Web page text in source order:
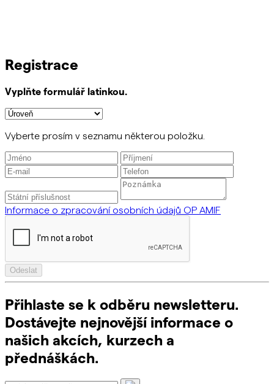
Registrace
Vyplňte formulář latinkou.
Vyberte prosím v seznamu některou položku.
Informace o zpracování osobních údajů OP AMIF
Odeslat
Přihlaste se k odběru newsletteru.
Dostávejte nejnovější informace o
našich akcích, kurzech a
přednáškách.